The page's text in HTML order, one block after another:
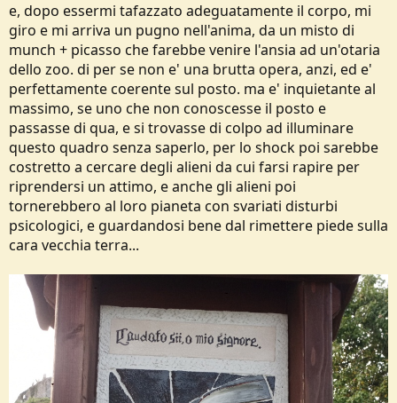
e, dopo essermi tafazzato adeguatamente il corpo, mi
giro e mi arriva un pugno nell'anima, da un misto di
munch + picasso che farebbe venire l'ansia ad un'otaria
dello zoo. di per se non e' una brutta opera, anzi, ed e'
perfettamente coerente sul posto. ma e' inquietante al
massimo, se uno che non conoscesse il posto e
passasse di qua, e si trovasse di colpo ad illuminare
questo quadro senza saperlo, per lo shock poi sarebbe
costretto a cercare degli alieni da cui farsi rapire per
riprendersi un attimo, e anche gli alieni poi
tornerebbero al loro pianeta con svariati disturbi
psicologici, e guardandosi bene dal rimettere piede sulla
cara vecchia terra...